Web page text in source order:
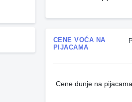
CENE VOĆA NA
PIJACAMA
Cene dunje na pijacama